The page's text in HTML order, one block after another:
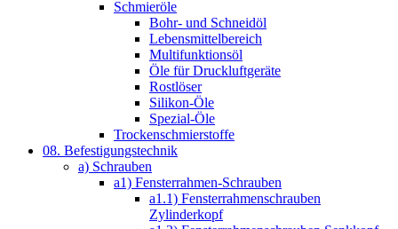
Schmieröle
Bohr- und Schneidöl
Lebensmittelbereich
Multifunktionsöl
Öle für Druckluftgeräte
Rostlöser
Silikon-Öle
Spezial-Öle
Trockenschmierstoffe
08. Befestigungstechnik
a) Schrauben
a1) Fensterrahmen-Schrauben
a1.1) Fensterrahmenschrauben
Zylinderkopf